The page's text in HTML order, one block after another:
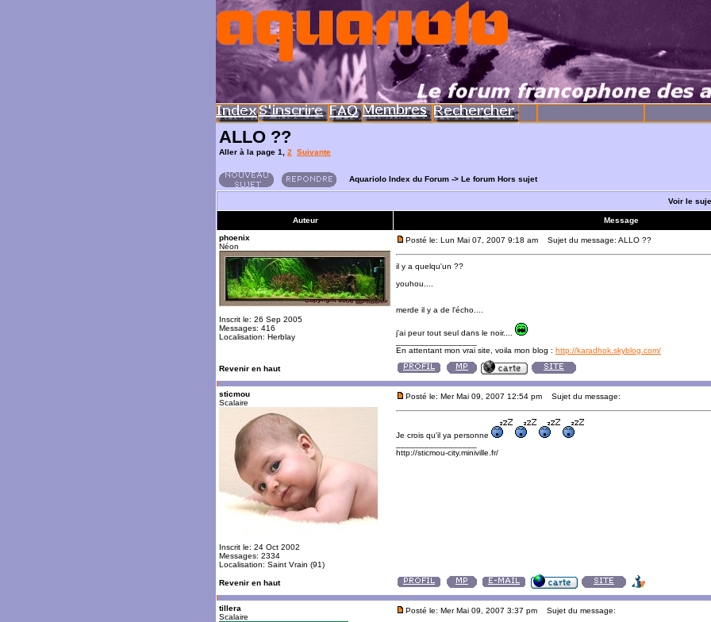
ALLO ??
Aller à la page 1 2 Suivante
Aquariolo Index du Forum -> Le forum Hors sujet
Voir le
Auteur
Message
phoenix
Néon
Inscrit le: 26 Sep 2005
Messages: 416
Localisation: Herblay
Posté le: Lun Mai 07, 2007 9:18 am Sujet du message: ALLO ??
il y a quelqu'un ??
youhou....
merde il y a de l'écho....
j'ai peur tout seul dans le noir....
En attentant mon vrai site, voila mon blog : http://karadhok.skyblog.com/
Revenir en haut
sticmou
Scalaire
Inscrit le: 24 Oct 2002
Messages: 2334
Localisation: Saint Vrain (91)
Posté le: Mer Mai 09, 2007 12:54 pm Sujet du message:
Je crois qu'il ya personne
http://sticmou-city.miniville.fr/
Revenir en haut
tillera
Scalaire
Posté le: Mer Mai 09, 2007 3:37 pm Sujet du message: